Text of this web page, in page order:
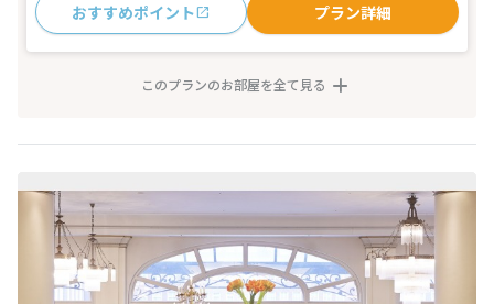
おすすめポイント プラン詳細
このプランのお部屋を全て見る